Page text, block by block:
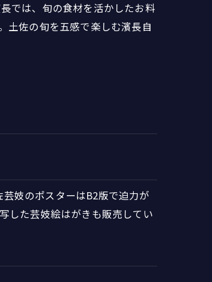
では、旬の食材を活かしたお料
土佐の旬を五感で楽しむ濱長自
妓のポスターはB2版で迫力が
した芸妓絵はがきも販売してい